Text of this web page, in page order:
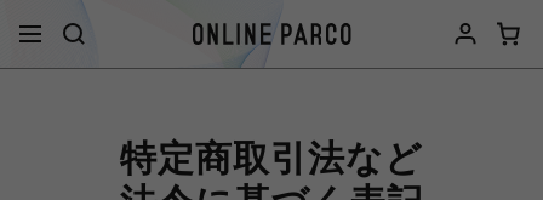
特定商取引法など